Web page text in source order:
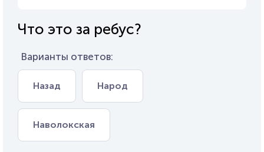
Что это за ребус?
Варианты ответов:
Назад Народ
Наволокская